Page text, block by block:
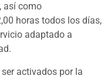
así como
horas todos los días,
adaptado a
activados por la